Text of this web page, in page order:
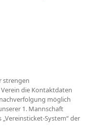
strengen
die Kontaktdaten
möglich
1. Mannschaft
System“ der